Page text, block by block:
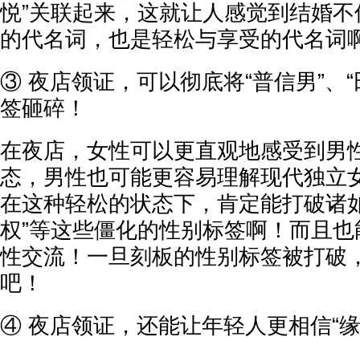
悦”关联起来，这就让人感觉到结婚
的代名词，也是轻松与享受的代名词
③ 夜店领证，可以彻底将“普信男”、
签砸碎！
在夜店，女性可以更直观地感受到男
态，男性也可能更容易理解现代独立
在这种轻松的状态下，肯定能打破诸
权”等这些僵化的性别标签啊！而且
性交流！一旦刻板的性别标签被打破
吧！
④ 夜店领证，还能让年轻人更相信“